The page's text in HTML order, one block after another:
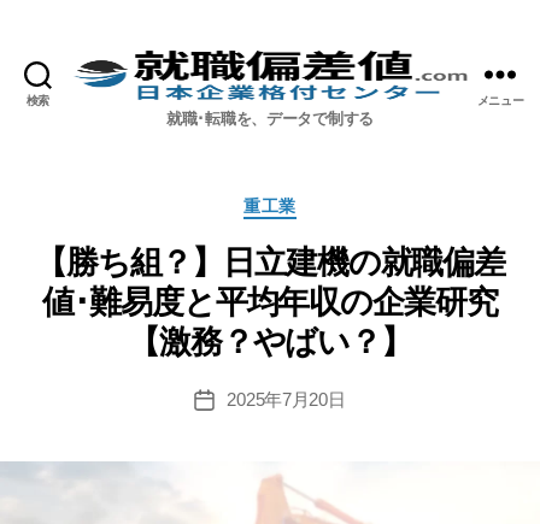
検索 就職偏差値.com【公式】
就職･転職を、データで制する
メニュー
カ
ゴ
リ
ー
重工業
【勝ち組？】日立建機の就職偏差
値･難易度と平均年収の企業研究
【激務？やばい？】
投
2025年7月20日